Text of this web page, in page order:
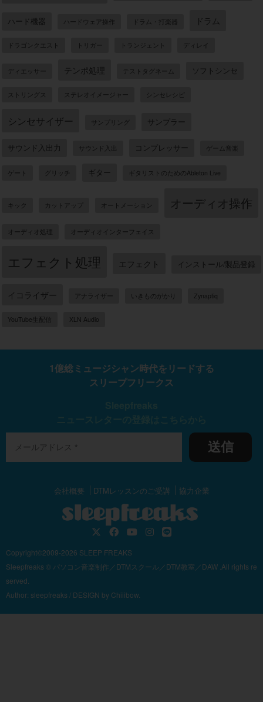
ハード機器 ハードウェア操作 ドラム・打楽器 ドラム
ドラゴンクエスト トリガー トランジェント ディレイ
ディエッサー テンポ処理 テストタグネーム ソフトシンセ
ストリングス ステレオイメージャー シンセレシピ
シンセサイザー サンプリング サンプラー
サウンド入出力 サウンド入出 コンプレッサー ゲーム音楽
ゲート グリッチ ギター ギタリストのためのAbleton Live
キック カットアップ オートメーション オーディオ操作
オーディオ処理 オーディオインターフェイス
エフェクト処理 エフェクト インストール/製品登録
イコライザー アナライザー いきものがかり Zynaptiq
YouTube生配信 XLN Audio
1億総ミュージシャン時代をリードする
スリープフリークス
送信
会社概要 DTMレッスンのご受講 協力企業
Copyright©2009-2026 SLEEP FREAKS
Sleepfreaks © パソコン音楽制作／DTMスクール／DTM教室／DAW .All rights re
served.
Author: sleepfreaks / DESIGN by Chiiibow.